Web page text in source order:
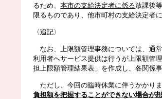
るため、 本市の支給決定者に係る放課後
限るものであり、他市町村の支給決定者
〈追記〉
なお、上限額管理事務については、通
利用者へサービス提供は行うが上限額管
担上限額管理結果表」を作成し、各関係
ただし、今回の臨時休業に伴うかかり
負担額を把握することができない場合が想